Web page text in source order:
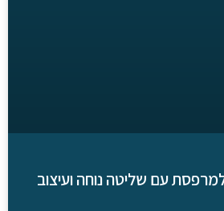
עם שליטה נוחה ועיצוב